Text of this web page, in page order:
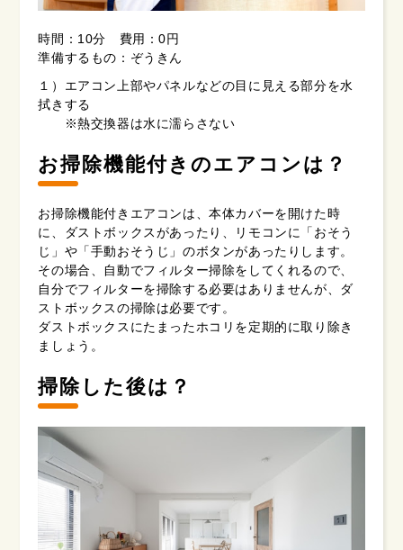
時間：10分 費用：0円
準備するもの：ぞうきん
１）エアコン上部やパネルなどの目に見える部分を水
拭きする
※熱交換器は水に濡らさない
お掃除機能付きのエアコンは？
お掃除機能付きエアコンは、本体カバーを開けた時
に、ダストボックスがあったり、リモコンに「おそう
じ」や「手動おそうじ」のボタンがあったりします。
その場合、自動でフィルター掃除をしてくれるので、
自分でフィルターを掃除する必要はありませんが、ダ
ストボックスの掃除は必要です。
ダストボックスにたまったホコリを定期的に取り除き
ましょう。
掃除した後は？